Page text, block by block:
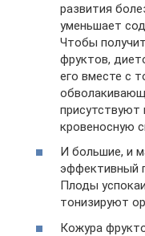
развития
уменьшает
Чтобы
фруктов,
его вместе с
кровеносную
И большие, и
эффективный
Плоды
тонизируют
Кожура